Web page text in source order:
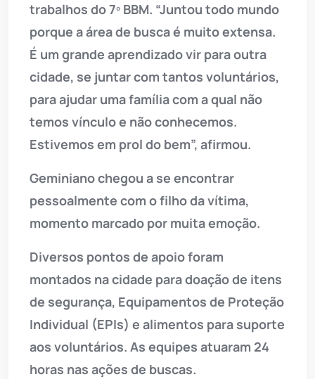
trabalhos do 7º BBM. “Juntou todo mundo
porque a área de busca é muito extensa.
É um grande aprendizado vir para outra
cidade, se juntar com tantos voluntários,
para ajudar uma família com a qual não
temos vínculo e não conhecemos.
Estivemos em prol do bem”, afirmou.
Geminiano chegou a se encontrar
pessoalmente com o filho da vítima,
momento marcado por muita emoção.
Diversos pontos de apoio foram
montados na cidade para doação de itens
de segurança, Equipamentos de Proteção
Individual (EPIs) e alimentos para suporte
aos voluntários. As equipes atuaram 24
horas nas ações de buscas.